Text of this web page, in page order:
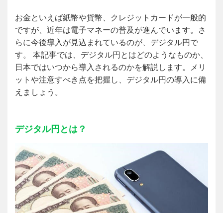
お金といえば紙幣や貨幣、クレジットカードが一般的
ですが、近年は電子マネーの普及が進んでいます。さ
らに今後導入が見込まれているのが、デジタル円で
す。 本記事では、デジタル円とはどのようなものか、
日本ではいつから導入されるのかを解説します。メリ
ットや注意すべき点を把握し、デジタル円の導入に備
えましょう。
デジタル円とは？